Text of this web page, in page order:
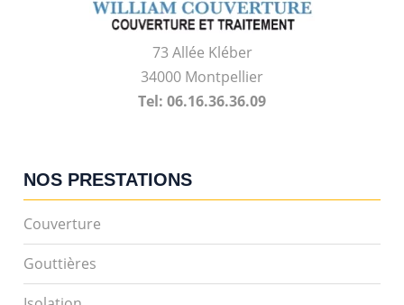
73 Allée Kléber
34000 Montpellier
Tel: 06.16.36.36.09
NOS PRESTATIONS
Couverture
Gouttières